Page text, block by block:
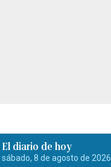
El diario de hoy
sábado, 8 de agosto de 2026